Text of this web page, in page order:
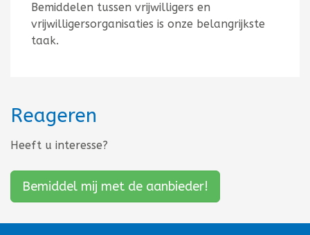
Bemiddelen tussen vrijwilligers en
vrijwilligersorganisaties is onze belangrijkste
taak.
Reageren
Heeft u interesse?
Bemiddel mij met de aanbieder!